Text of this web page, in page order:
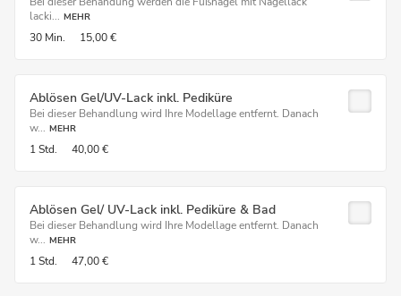
lacki... MEHR
30 Min. 15,00 €
Ablösen Gel/UV-Lack inkl. Pediküre
Bei dieser Behandlung wird Ihre Modellage entfernt. Danach
w... MEHR
1 Std. 40,00 €
Ablösen Gel/ UV-Lack inkl. Pediküre & Bad
Bei dieser Behandlung wird Ihre Modellage entfernt. Danach
w... MEHR
1 Std. 47,00 €